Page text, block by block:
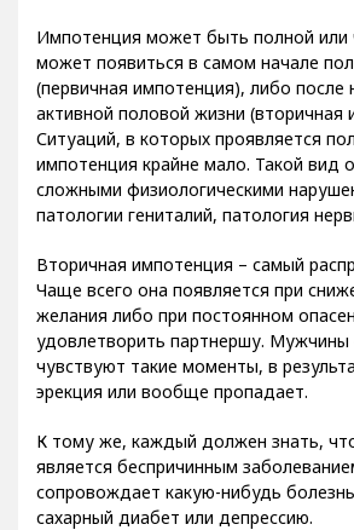
Импотенция может быть полной или
может появиться в самом начале
(первичная импотенция), либо после
активной половой жизни (вторичная
Ситуаций, в которых проявляется
импотенция крайне мало. Такой вид
сложными физиологическими
патологии гениталий, патология
Вторичная импотенция – самый
Чаще всего она появляется при
желания либо при постоянном
удовлетворить партнершу. Мужчины
чувствуют такие моменты, в
эрекция или вообще пропадает.
К тому же, каждый должен знать,
является беспричинным
сопровождает какую-нибудь
сахарный диабет или депрессию.